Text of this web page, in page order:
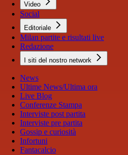
Video
Social
Editoriale
Milan partite e risultati live
Redazione
I siti del nostro network
News
Ultime News/Ultima ora
Live Blog
Conferenze Stampa
Interviste post partita
Interviste pre partita
Gossip e curiosità
Infortuni
Fantacalcio